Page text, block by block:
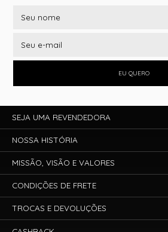
EU QUERO
SEJA UMA REVENDEDORA
NOSSA HISTÓRIA
MISSÃO, VISÃO E VALORES
CONDIÇÕES DE FRETE
TROCAS E DEVOLUÇÕES